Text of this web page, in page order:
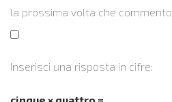
la prossima volta che commento.
Inserisci una risposta in cifre: